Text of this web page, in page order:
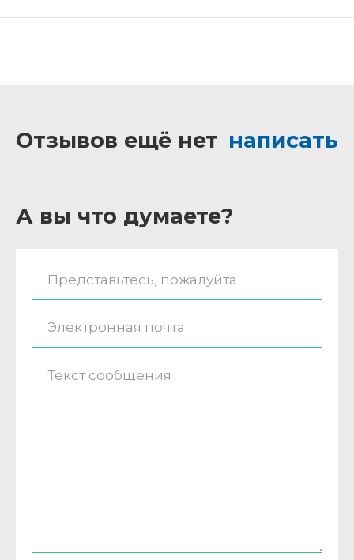
Отзывов ещё нет написать
А вы что думаете?